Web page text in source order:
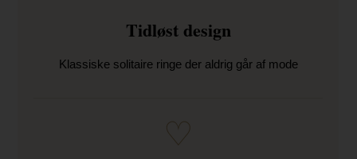
Tidløst design
Klassiske solitaire ringe der aldrig går af mode
♡